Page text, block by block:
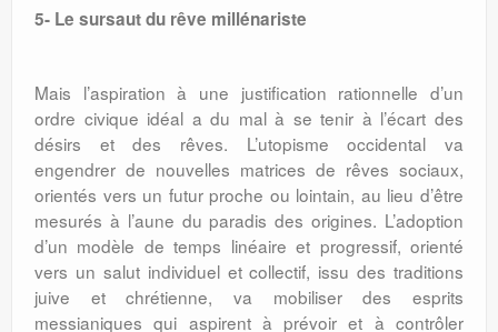
5- Le sursaut du rêve millénariste
Mais l’aspiration à une justification rationnelle d’un
ordre civique idéal a du mal à se tenir à l’écart des
désirs et des rêves. L’utopisme occidental va
engendrer de nouvelles matrices de rêves sociaux,
orientés vers un futur proche ou lointain, au lieu d’être
mesurés à l’aune du paradis des origines. L’adoption
d’un modèle de temps linéaire et progressif, orienté
vers un salut individuel et collectif, issu des traditions
juive et chrétienne, va mobiliser des esprits
messianiques qui aspirent à prévoir et à contrôler